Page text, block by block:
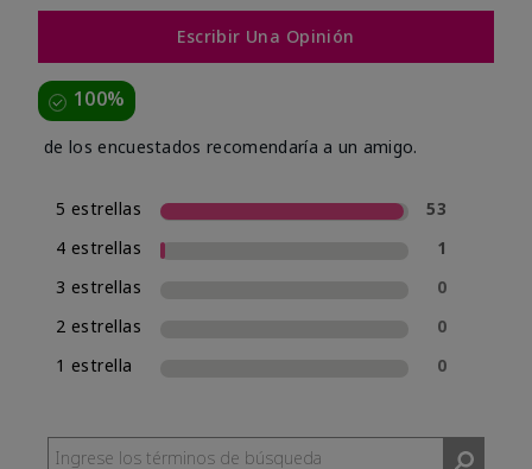
Escribir Una Opinión
100%
de los encuestados recomendaría a un amigo.
5 estrellas
53
4 estrellas
1
3 estrellas
0
2 estrellas
0
1 estrella
0